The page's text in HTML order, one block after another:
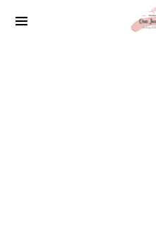
SEARCH FOR: